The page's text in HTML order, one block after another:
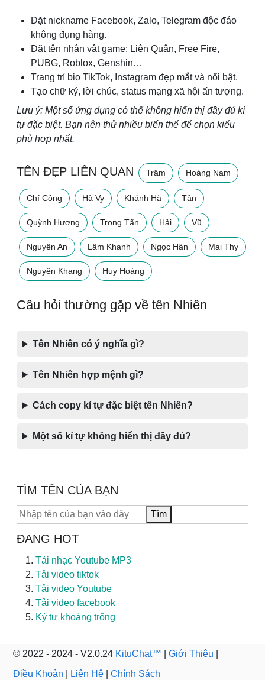
Đặt nickname Facebook, Zalo, Telegram độc đáo
không đụng hàng.
Đặt tên nhân vật game: Liên Quân, Free Fire,
PUBG, Roblox, Genshin…
Trang trí bio TikTok, Instagram đẹp mắt và nổi bật.
Tạo chữ ký, lời chúc, status mạng xã hội ấn tượng.
Lưu ý: Một số ứng dụng có thể không hiển thị đầy đủ kí
tự đặc biệt. Bạn nên thử nhiều biến thể để chọn kiểu
phù hợp nhất.
TÊN ĐẸP LIÊN QUAN Trâm Hoàng Nam
Chí Công Hà Vy Khánh Hà Tân
Quỳnh Hương Trọng Tấn Hải Vũ
Nguyên An Lâm Khanh Ngọc Hân Mai Thy
Nguyên Khang Huy Hoàng
Câu hỏi thường gặp về tên Nhiên
Tên Nhiên có ý nghĩa gì?
Tên Nhiên hợp mệnh gì?
Cách copy kí tự đặc biệt tên Nhiên?
Một số kí tự không hiển thị đầy đủ?
TÌM TÊN CỦA BẠN
Tìm kiếm Tìm
ĐANG HOT
Tải nhạc Youtube MP3
Tải video tiktok
Tải video Youtube
Tải video facebook
Ký tự khoảng trống
© 2022 - 2024 - V2.0.24 KituChat™ Giới Thiệu
Điều Khoản
Liên Hệ Chính Sách